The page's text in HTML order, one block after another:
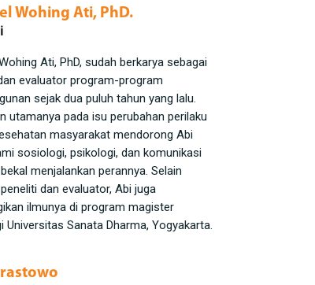
Wohing Ati, PhD.
Ati, PhD, sudah berkarya sebagai
evaluator program-program
sejak dua puluh tahun yang lalu.
utamanya pada isu perubahan perilaku
masyarakat mendorong Abi
sosiologi, psikologi, dan komunikasi
menjalankan perannya. Selain
dan evaluator, Abi juga
ilmunya di program magister
Universitas Sanata Dharma, Yogyakarta.